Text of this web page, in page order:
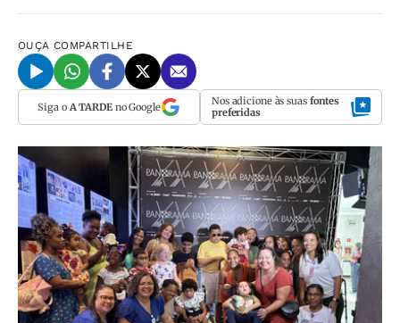
OUÇA COMPARTILHE
Siga o A TARDEno Google Nos adicione às suas fontes
preferidas